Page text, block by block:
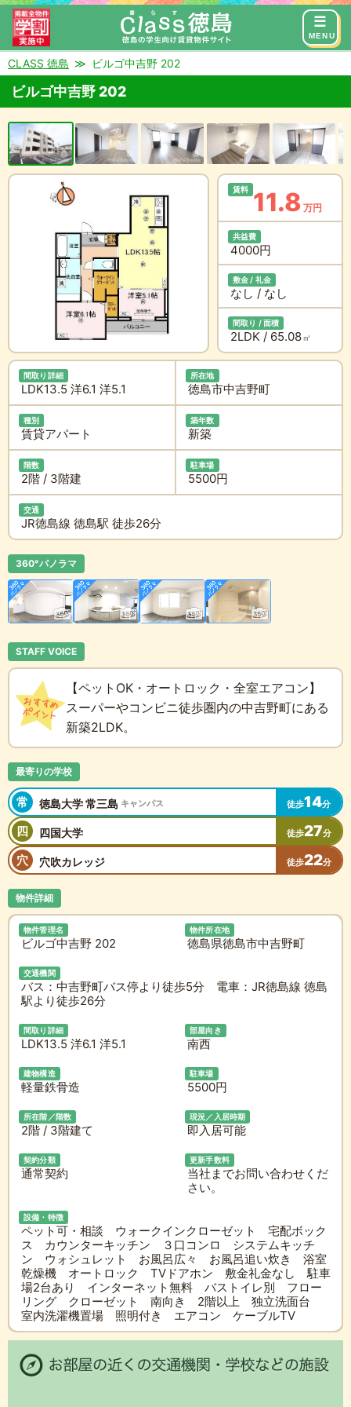
MENU
来店予約 お問い合わせ
CLASS 徳島 ビルゴ中吉野 202
ビルゴ中吉野 202
賃料 11.8 万円
共益費
4000円
敷金 / 礼金
なし / なし
間取り / 面積
2LDK / 65.08㎡
間取り詳細
LDK13.5 洋6.1 洋5.1
所在地
徳島市中吉野町
種別
賃貸アパート
築年数
新築
階数
2階 / 3階建
駐車場
5500円
交通
JR徳島線 徳島駅 徒歩26分
360°パノラマ
STAFF VOICE
【ペットOK・オートロック・全室エアコン】
スーパーやコンビニ徒歩圏内の中吉野町にある
新築2LDK。
最寄りの学校
常 徳島大学 常三島 キャンパス 徒歩14分
四 四国大学 徒歩27分
穴 穴吹カレッジ 徒歩22分
物件詳細
物件管理名
ビルゴ中吉野 202
物件所在地
徳島県徳島市中吉野町
交通機関
バス：中吉野町バス停より徒歩5分 電車：JR徳島線 徳島
駅より徒歩26分
間取り詳細
LDK13.5 洋6.1 洋5.1
部屋向き
南西
建物構造
軽量鉄骨造
駐車場
5500円
所在階／階数
2階 / 3階建て
現況／入居時期
即入居可能
契約分類
通常契約
更新手数料
当社までお問い合わせくだ
さい。
設備・特徴
ペット可・相談 ウォークインクローゼット 宅配ボック
ス カウンターキッチン ３口コンロ システムキッチ
ン ウォシュレット お風呂広々 お風呂追い炊き 浴室
乾燥機 オートロック TVドアホン 敷金礼金なし 駐車
場2台あり インターネット無料 バストイレ別 フロー
リング クローゼット 南向き 2階以上 独立洗面台
室内洗濯機置場 照明付き エアコン ケーブルTV